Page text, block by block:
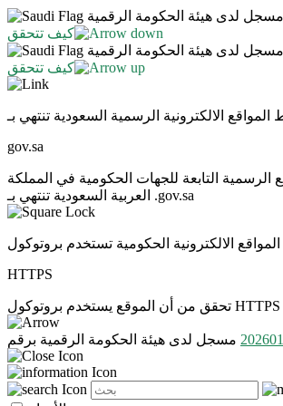
لدى هيئة الحكومة الرقمية
كيف تتحقق
لدى هيئة الحكومة الرقمية
كيف تتحقق
المواقع الالكترونية الرسمية السعودية تنتهي بـ
gov.sa
الرسمية التابعة للجهات الحكومية في المملكة
العربية السعودية تنتهي بـ .gov.sa
المواقع الالكترونية الحكومية تستخدم بروتوكول
HTTPS
تحقق من أن الموقع يستخدم بروتوكول HTTPS
مسجل لدى هيئة الحكومة الرقمية برقم